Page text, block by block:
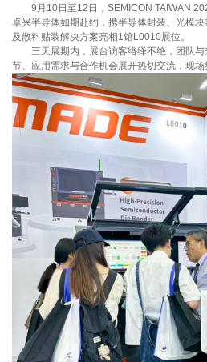
9月10日至12日，SEMICON TAIWAN
卓兴半导体如期赴约，携半导体封装、光模
及散料贴装解决方案亮相1馆L0010展位。
三天展期内，展台访客络绎不绝，团队与
节、应用需求与合作机会展开热切交流，现场